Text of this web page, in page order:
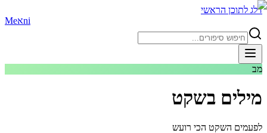
דלג לתוכן הראשי
Meאni
מב
מילים בשקט
לפעמים השקט הכי רועש